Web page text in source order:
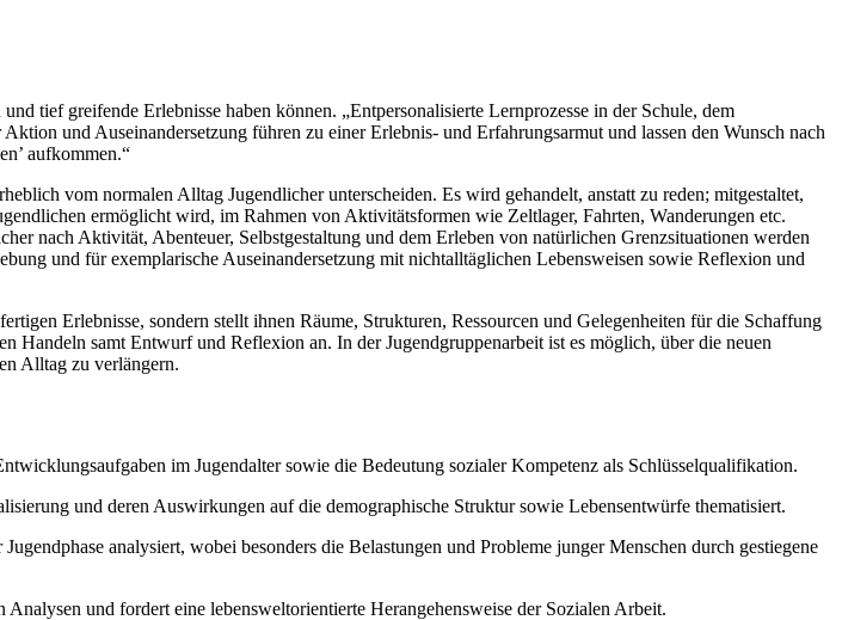
tief greifende Erlebnisse haben können. „Entpersonalisierte Lernprozesse in der Schule, dem
und Auseinandersetzung führen zu einer Erlebnis- und Erfahrungsarmut und lassen den Wunsch nach
aufkommen.“
vom normalen Alltag Jugendlicher unterscheiden. Es wird gehandelt, anstatt zu reden; mitgestaltet,
ermöglicht wird, im Rahmen von Aktivitätsformen wie Zeltlager, Fahrten, Wanderungen etc.
nach Aktivität, Abenteuer, Selbstgestaltung und dem Erleben von natürlichen Grenzsituationen werden
und für exemplarische Auseinandersetzung mit nichtalltäglichen Lebensweisen sowie Reflexion und
Erlebnisse, sondern stellt ihnen Räume, Strukturen, Ressourcen und Gelegenheiten für die Schaffung
Handeln samt Entwurf und Reflexion an. In der Jugendgruppenarbeit ist es möglich, über die neuen
Alltag zu verlängern.
im Jugendalter sowie die Bedeutung sozialer Kompetenz als Schlüsselqualifikation.
und deren Auswirkungen auf die demographische Struktur sowie Lebensentwürfe thematisiert.
analysiert, wobei besonders die Belastungen und Probleme junger Menschen durch gestiegene
und fordert eine lebensweltorientierte Herangehensweise der Sozialen Arbeit.